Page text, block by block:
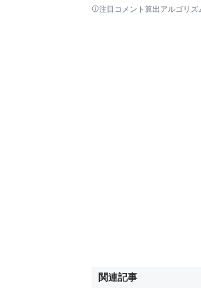
注目コメント算出アルゴリ
関連記事